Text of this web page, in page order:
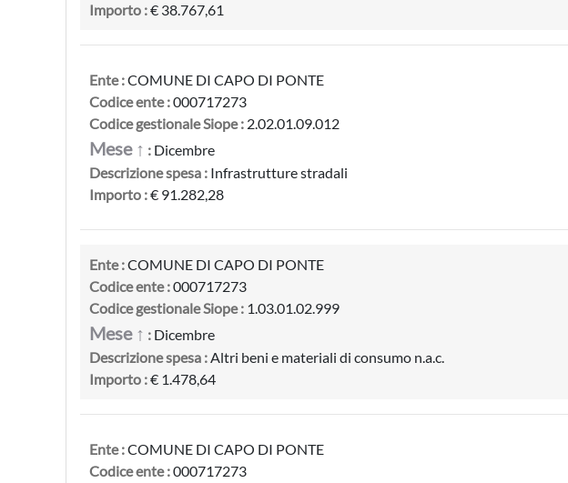
Importo :€ 38.767,61
Ente :COMUNE DI CAPO DI PONTE
Codice ente :000717273
Codice gestionale Siope : 2.02.01.09.012
Mese ↑ : Dicembre
Descrizione spesa : Infrastrutture stradali
Importo :€ 91.282,28
Ente :COMUNE DI CAPO DI PONTE
Codice ente :000717273
Codice gestionale Siope : 1.03.01.02.999
Mese ↑ : Dicembre
Descrizione spesa :Altri beni e materiali di consumo n.a.c.
Importo :€ 1.478,64
Ente :COMUNE DI CAPO DI PONTE
Codice ente :000717273